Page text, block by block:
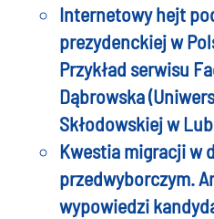
Internetowy hejt
prezydenckiej w
Przykład serwisu
Dąbrowska
Skłodowskiej w
Kwestia migracji w
przedwyborczym.
wypowiedzi